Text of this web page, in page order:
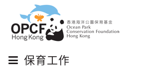
保育工作